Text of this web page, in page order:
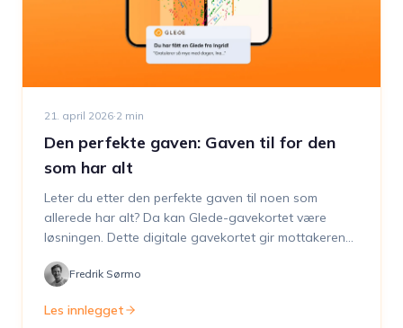
21. april 2026·2 min
Den perfekte gaven: Gaven til for den
som har alt
Leter du etter den perfekte gaven til noen som
allerede har alt? Da kan Glede-gavekortet være
løsningen. Dette digitale gavekortet gir mottakeren
tilknytningen til Mastercard og kan personliggjøres
gang du står overfor utfordringen med å finne den
Fredrik Sørmo
Les innlegget